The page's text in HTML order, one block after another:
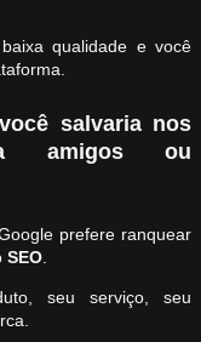
qualidade e você
salvaria nos
a amigos ou
prefere ranquear
SEO
seu serviço, seu